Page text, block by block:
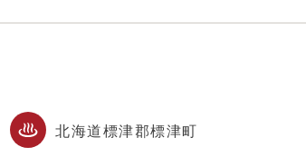
北海道標津郡標津町